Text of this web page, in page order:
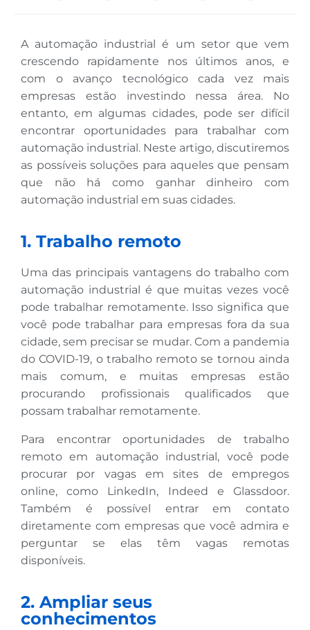
A automação industrial é um setor que vem
crescendo rapidamente nos últimos anos, e
com o avanço tecnológico cada vez mais
empresas estão investindo nessa área. No
entanto, em algumas cidades, pode ser difícil
encontrar oportunidades para trabalhar com
automação industrial. Neste artigo, discutiremos
as possíveis soluções para aqueles que pensam
que não há como ganhar dinheiro com
automação industrial em suas cidades.
1. Trabalho remoto
Uma das principais vantagens do trabalho com
automação industrial é que muitas vezes você
pode trabalhar remotamente. Isso significa que
você pode trabalhar para empresas fora da sua
cidade, sem precisar se mudar. Com a pandemia
do COVID-19, o trabalho remoto se tornou ainda
mais comum, e muitas empresas estão
procurando profissionais qualificados que
possam trabalhar remotamente.
Para encontrar oportunidades de trabalho
remoto em automação industrial, você pode
procurar por vagas em sites de empregos
online, como LinkedIn, Indeed e Glassdoor.
Também é possível entrar em contato
diretamente com empresas que você admira e
perguntar se elas têm vagas remotas
disponíveis.
2. Ampliar seus
conhecimentos